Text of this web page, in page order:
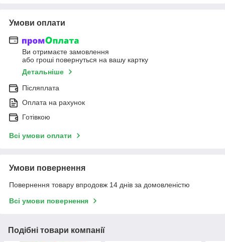
Умови оплати
Ви отримаєте замовлення
або гроші повернуться на вашу картку
Детальніше
Післяплата
Оплата на рахунок
Готівкою
Всі умови оплати
Умови повернення
Повернення товару впродовж 14 днів за домовленістю
Всі умови повернення
Подібні товари компанії